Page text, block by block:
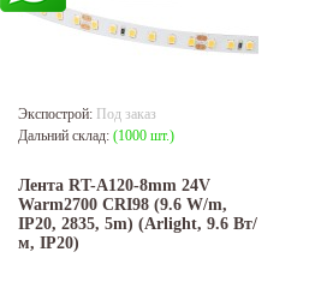
Экспострой: Под заказ
Дальний склад: (1000 шт.)
Лента RT-A120-8mm 24V
Warm2700 CRI98 (9.6 W/m,
IP20, 2835, 5m) (Arlight, 9.6 Вт/
м, IP20)